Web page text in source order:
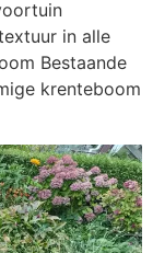
in alle
Bestaande
krenteboom